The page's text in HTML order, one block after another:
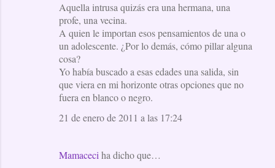
Aquella intrusa quizás era una hermana, una
profe, una vecina.
A quien le importan esos pensamientos de una o
un adolescente. ¿Por lo demás, cómo pillar alguna
cosa?
Yo había buscado a esas edades una salida, sin
que viera en mi horizonte otras opciones que no
fuera en blanco o negro.
21 de enero de 2011 a las 17:24
Mamaceci ha dicho que…